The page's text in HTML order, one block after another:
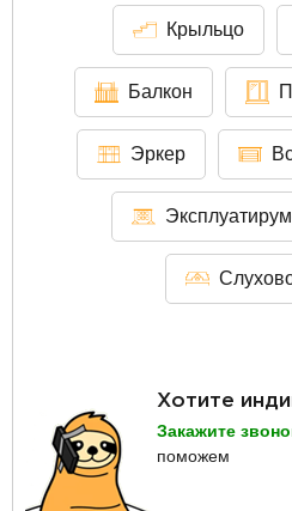
Крыльцо
Балкон
Эркер
Хотите
Закажите
поможем